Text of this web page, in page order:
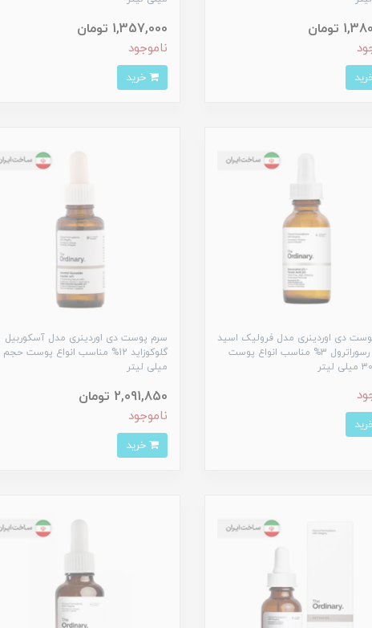
تومان 1,357,000 تومان
ناموجود
خرید
دی اوردینری مدل فرولیک اسید
3% + رسوراترول 3% مناسب انواع پوست
سرم پوست دی اوردینری مدل آسکوربیل
میلی لیتر
2,091,850 تومان
ناموجود
خرید